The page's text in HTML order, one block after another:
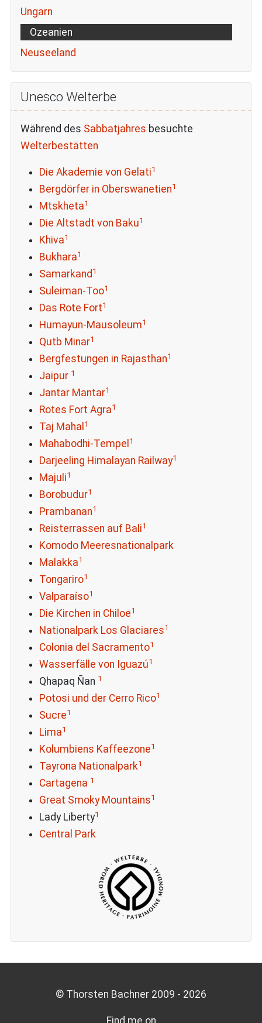
Ungarn
Ozeanien
Neuseeland
Unesco Welterbe
Während des Sabbatjahres besuchte
Welterbestätten
Die Akademie von Gelati1
Bergdörfer in Oberswanetien1
Mtskheta1
Die Altstadt von Baku1
Khiva1
Bukhara1
Samarkand 1
Suleiman-Too1
Das Rote Fort1
Humayun-Mausoleum1
Qutb Minar1
Bergfestungen in Rajasthan1
Jaipur 1
Jantar Mantar1
Rotes Fort Agra1
Taj Mahal 1
Mahabodhi-Tempel 1
Darjeeling Himalayan Railway1
Majuli1
Borobudur1
Prambanan1
Reisterrassen auf Bali1
Komodo Meeresnationalpark
Malakka1
Tongariro1
Valparaíso1
Die Kirchen in Chiloe1
Nationalpark Los Glaciares1
Colonia del Sacramento1
Wasserfälle von Iguazú1
Qhapaq Ñan 1
Potosi und der Cerro Rico1
Sucre1
Lima1
Kolumbiens Kaffeezone1
Tayrona Nationalpark1
Cartagena 1
Great Smoky Mountains1
Lady Liberty1
Central Park
© Thorsten Bachner 2009 - 2026
Find me on